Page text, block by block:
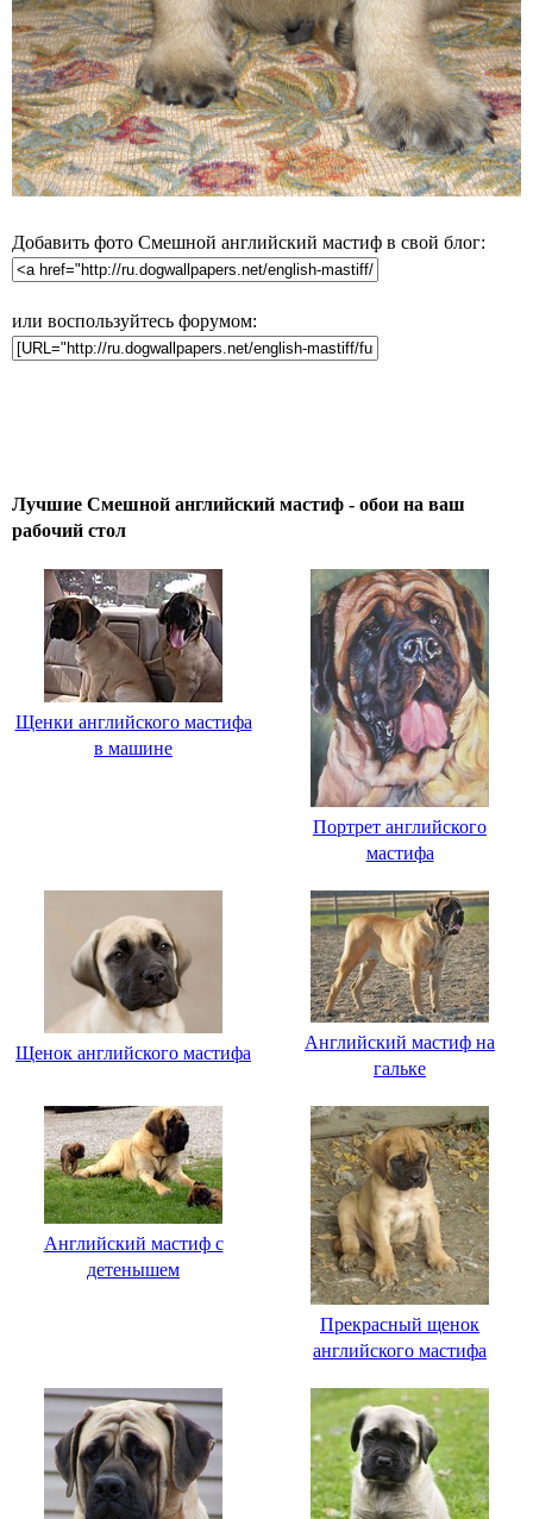
Добавить фото Смешной английский мастиф в свой блог:
или воспользуйтесь форумом:
Лучшие Смешной английский мастиф - обои на ваш
рабочий стол
Щенки английского мастифа
в машине
Портрет английского
мастифа
Щенок английского мастифа
Английский мастиф на
гальке
Английский мастиф с
детенышем
Прекрасный щенок
английского мастифа